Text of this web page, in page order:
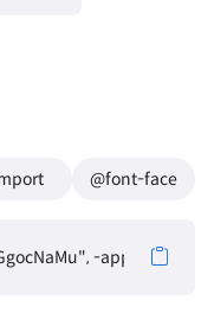
@font-face
-apple-